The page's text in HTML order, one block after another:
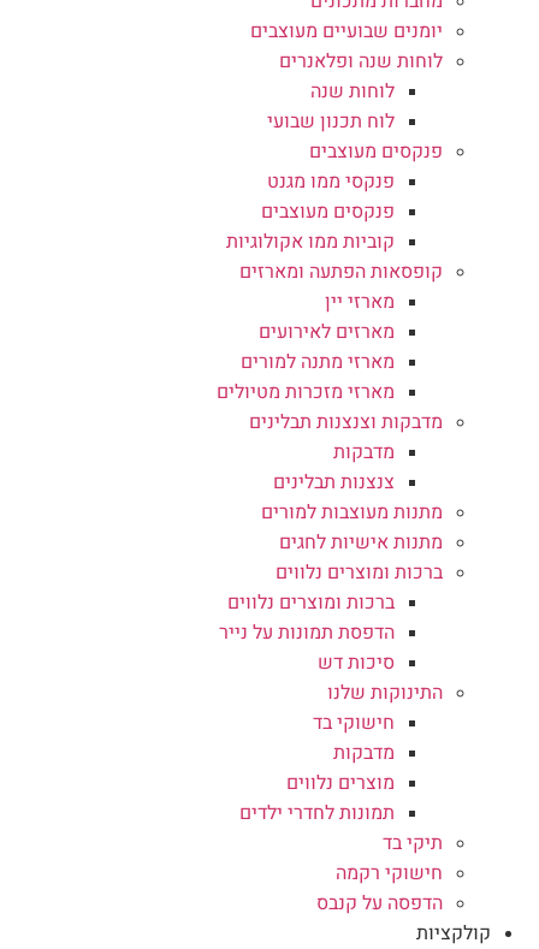
יומנים שבועיים מעוצבים
לוחות שנה ופלאנרים
לוחות שנה
לוח תכנון שבועי
פנקסים מעוצבים
פנקסי ממו מגנט
פנקסים מעוצבים
קוביות ממו אקולוגיות
קופסאות הפתעה ומארזים
מארזי יין
מארזים לאירועים
מארזי מתנה למורים
מארזי מזכרות מטיולים
מדבקות וצנצנות תבלינים
מדבקות
צנצנות תבלינים
מתנות מעוצבות למורים
מתנות אישיות לחגים
ברכות ומוצרים נלווים
ברכות ומוצרים נלווים
הדפסת תמונות על נייר
סיכות דש
התינוקות שלנו
חישוקי בד
מדבקות
מוצרים נלווים
תמונות לחדרי ילדים
תיקי בד
חישוקי רקמה
הדפסה על קנבס
קולקציות